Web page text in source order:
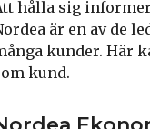
hålla sig
är en av de
kunder. Här
kund.